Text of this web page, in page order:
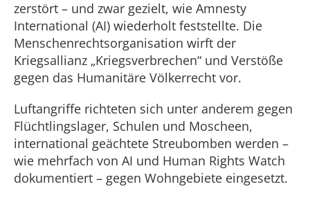
zerstört – und zwar gezielt, wie Amnesty
International (AI) wiederholt feststellte. Die
Menschenrechtsorganisation wirft der
Kriegsallianz „Kriegsverbrechen“ und Verstöße
gegen das Humanitäre Völkerrecht vor.
Luftangriffe richteten sich unter anderem gegen
Flüchtlingslager, Schulen und Moscheen,
international geächtete Streubomben werden –
wie mehrfach von AI und Human Rights Watch
dokumentiert – gegen Wohngebiete eingesetzt.